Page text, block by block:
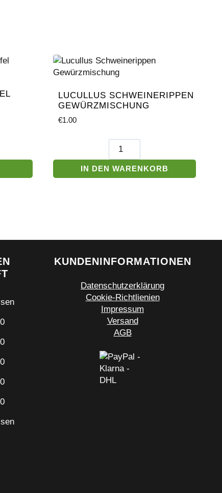
LUCULLUS SCHWEINERIPPEN
GEWÜRZMISCHUNG
€1.00
Lucullus
Gewürzmischung
Menge
IN DEN WARENKORB
KUNDENINFORMATIONEN
Datenschutzerklärung
Cookie-Richtlienien
Impressum
Versand
AGB